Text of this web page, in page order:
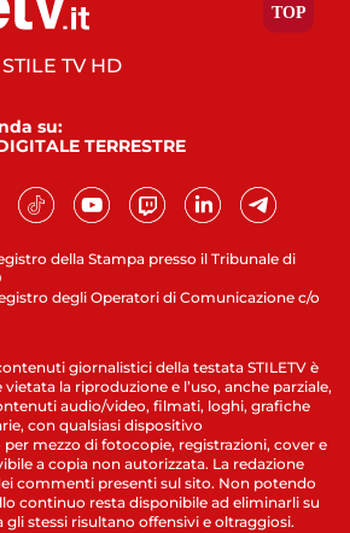
della Stampa presso il Tribunale di
degli Operatori di Comunicazione c/o
TV HD
su:
TERRESTRE
giornalistici della testata STILETV è
la riproduzione e l’uso, anche parziale,
audio/video, filmati, loghi, grafiche
con qualsiasi dispositivo
mezzo di fotocopie, registrazioni, cover e
a copia non autorizzata. La redazione
commenti presenti sul sito. Non potendo
continuo resta disponibile ad eliminarli su
gli stessi risultano offensivi e oltraggiosi.